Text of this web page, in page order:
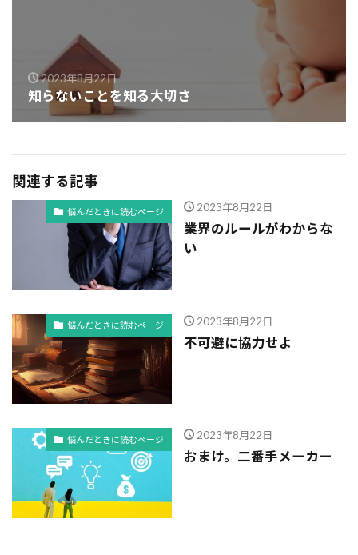
2023年8月22日
知らないことを知る大切さ
関連する記事
悩んだときに読むページ 2023年8月22日
業界のルールがわからな
い
悩んだときに読むページ 2023年8月22日
不可避に協力せよ
悩んだときに読むページ 2023年8月22日
おまけ。二番手メーカー